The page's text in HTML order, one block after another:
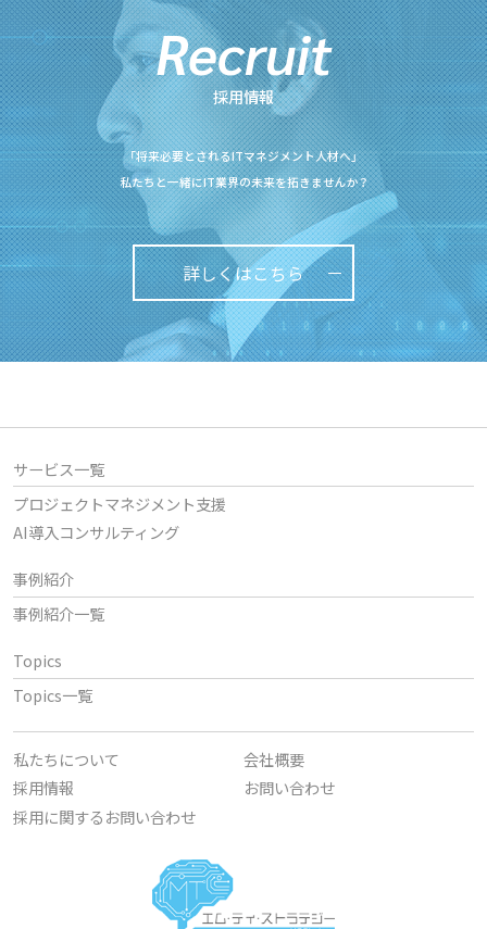
Recruit
採用情報
「将来必要とされるITマネジメント人材へ」
私たちと一緒にIT業界の未来を拓きませんか？
詳しくはこちら
サービス一覧
プロジェクトマネジメント支援
AI導入コンサルティング
事例紹介
事例紹介一覧
Topics
Topics一覧
私たちについて
会社概要
採用情報
お問い合わせ
採用に関するお問い合わせ